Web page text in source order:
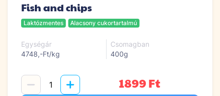
Fish and chips
Laktózmentes Alacsony cukortartalmú
Egységár
4748,-Ft/kg
Csomagban
400g
1899 Ft